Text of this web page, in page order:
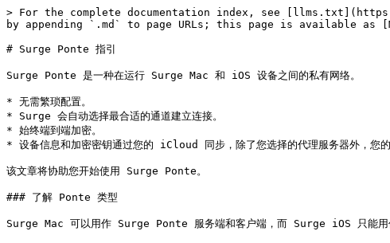
> For the complete documentation index, see
by appending `.md` to page URLs; this page is available as
# Surge Ponte 指引
Surge Ponte 是一种在运行 Surge Mac 和 iOS 设备之间的私有网络。
* 无需繁琐配置。
* Surge 会自动选择最合适的通道建立连接。
* 始终端到端加密。
* 设备信息和加密密钥通过您的 iCloud 同步，除了您选择的代理服务器外，您的
该文章将协助您开始使用 Surge Ponte。
### 了解 Ponte 类型
Surge Mac 可以用作 Surge Ponte 服务端和客户端，而 Surge iOS 只能